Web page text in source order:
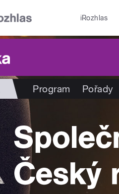
iRozhlas
Program Pořady